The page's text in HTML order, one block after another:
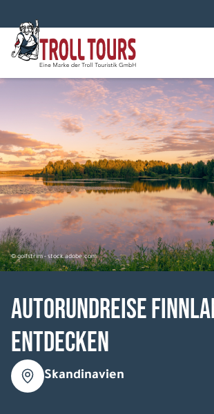
© golfstrim - stock.adobe.com
Autorundreise
entdecken
Skandinavien